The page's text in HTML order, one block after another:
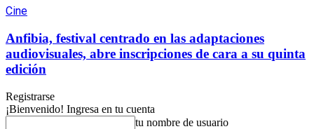
Cine
Anfibia, festival centrado en las adaptaciones
audiovisuales, abre inscripciones de cara a su quinta
edición
Registrarse
¡Bienvenido! Ingresa en tu cuenta
tu nombre de usuario